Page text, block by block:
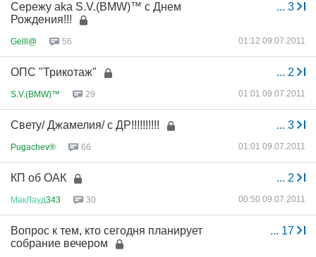
... 3
Сережу aka S.V.(BMW)™ с Днем
Рождения!!!
Gelll@ 56 01:12 09.07.2011
... 2
ОПС "Трикотаж"
S.V.(BMW)™ 29 01:01 09.07.2011
... 3
Свету/ Джамелия/ с ДР!!!!!!!!!!
Pugachev® 66 01:01 09.07.2011
... 2
КП об ОАК
МакЛауд343 30 00:50 09.07.2011
... 17
Вопрос к тем, кто сегодня планирует
собрание вечером